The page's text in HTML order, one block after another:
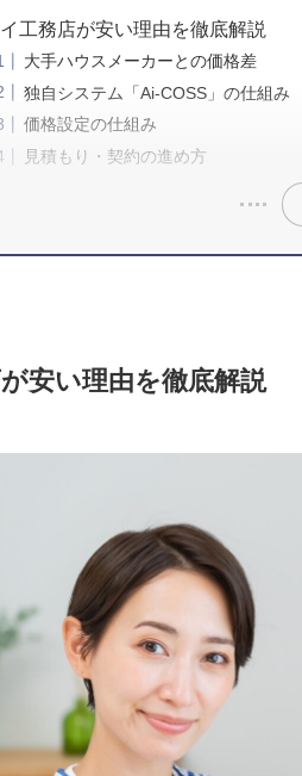
工務店が安い理由を徹底解説
大手ハウスメーカーとの価格差
独自システム「Ai-COSS」の仕組み
価格設定の仕組み
見積もり・契約の進め方
安い理由を徹底解説